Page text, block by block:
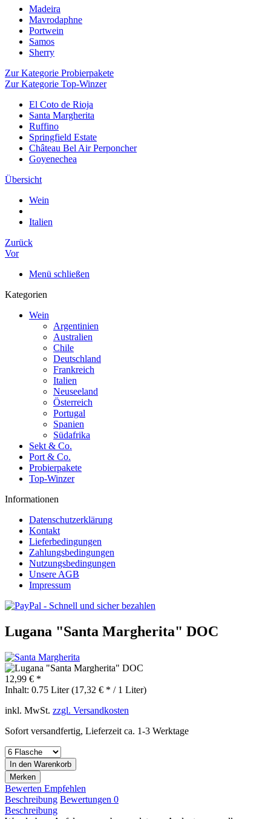
Madeira
Mavrodaphne
Portwein
Samos
Sherry
Zur Kategorie Probierpakete
Zur Kategorie Top-Winzer
El Coto de Rioja
Santa Margherita
Ruffino
Springfield Estate
Château Bel Air Perponcher
Goyenechea
Übersicht
Wein
Italien
Zurück
Vor
Menü schließen
Kategorien
Wein
Argentinien
Australien
Chile
Deutschland
Frankreich
Italien
Neuseeland
Österreich
Portugal
Spanien
Südafrika
Sekt & Co.
Port & Co.
Probierpakete
Top-Winzer
Informationen
Datenschutzerklärung
Kontakt
Lieferbedingungen
Zahlungsbedingungen
Nutzungsbedingungen
Unsere AGB
Impressum
Lugana "Santa Margherita" DOC
12,99 € *
Inhalt: 0.75 Liter (17,32 € * / 1 Liter)
inkl. MwSt. zzgl. Versandkosten
Sofort versandfertig, Lieferzeit ca. 1-3 Werktage
In den Warenkorb
Merken
Bewerten Empfehlen
Beschreibung Bewertungen 0
Beschreibung